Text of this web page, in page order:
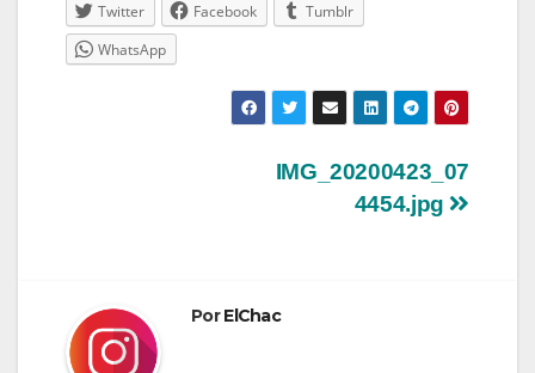
Twitter Facebook
Tumblr
WhatsApp
NavegaciónIMG_20200423_07
4454.jpg
PorElChac